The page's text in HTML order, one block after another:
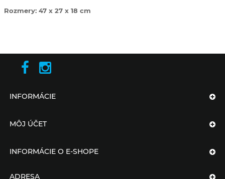
Rozmery: 47 x 27 x 18 cm
INFORMÁCIE
MÔJ ÚČET
INFORMÁCIE O E-SHOPE
ADRESA